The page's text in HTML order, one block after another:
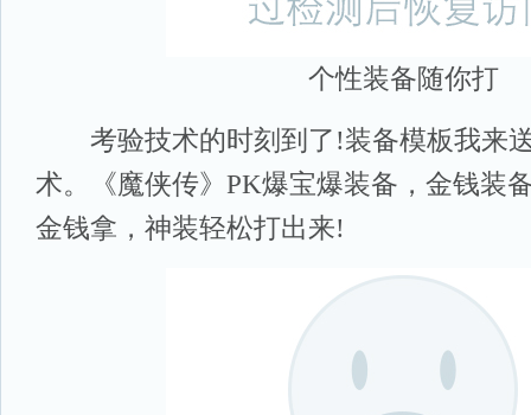
个性装备随你打
考验技术的时刻到了!装备模板我来
术。《魔侠传》PK爆宝爆装备，金钱装
金钱拿，神装轻松打出来!